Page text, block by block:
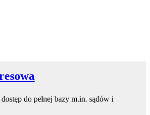
do pełnej bazy m.in. sądów i